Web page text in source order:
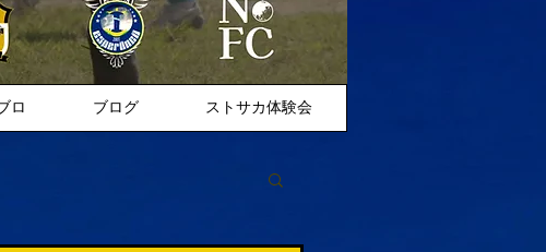
ロ ブログ ストサカ体験会